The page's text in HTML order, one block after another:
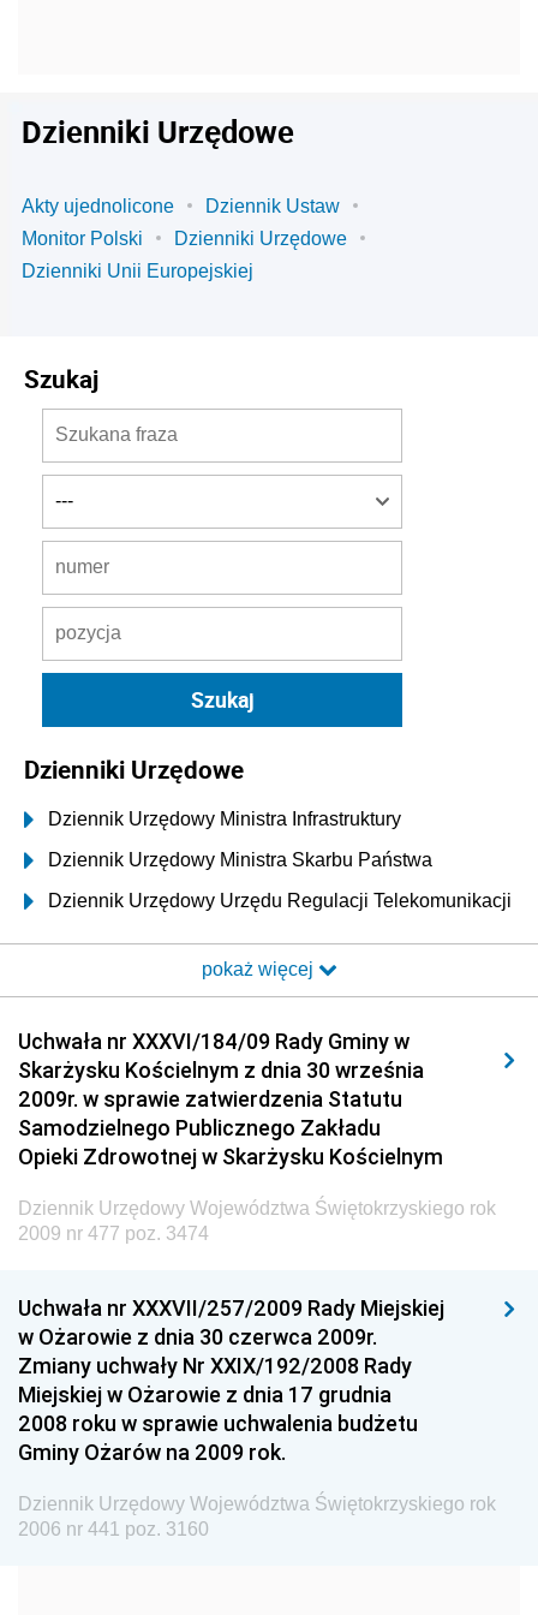
Dzienniki Urzędowe
Akty ujednolicone
Dziennik Ustaw
Monitor Polski
Dzienniki Urzędowe
Dzienniki Unii Europejskiej
Szukaj
Dzienniki Urzędowe
Dziennik Urzędowy Ministra Infrastruktury
Dziennik Urzędowy Ministra Skarbu Państwa
Dziennik Urzędowy Urzędu Regulacji Telekomunikacji
Dziennik Urzędowy Ministra Transportu i Budownictwa
Elektronicznej
Dziennik Urzędowy Ministra Spraw Wewnętrznych i
Administracji
Dziennik Urzędowy Ministra Transportu
Dziennik Urzędowy Ministra Budownictwa
Dziennik Urzędowy Ministra Nauki i Szkolnictwa
Dziennik Urzędowy Głównego Urzędu Miar
Dziennik Urzędowy Ministra Rolnictwa i Rozwoju Wsi
Dziennik Urzędowy Ministra Edukacji Narodowej i
Sportu
Dziennik Urzędowy Ministra Edukacji i Nauki
Dziennik Urzędowy Ministra Edukacji Narodowej
Dziennik Urzędowy Ministra Gospodarki Morskiej
pokaż więcej
Uchwała nr XXXVI/184/09 Rady Gminy w
Skarżysku Kościelnym z dnia 30 września
2009r. w sprawie zatwierdzenia Statutu
Samodzielnego Publicznego Zakładu
Opieki Zdrowotnej w Skarżysku Kościelnym
Dziennik Urzędowy Województwa Świętokrzyskiego rok
2009 nr 477 poz. 3474
Uchwała nr XXXVII/257/2009 Rady Miejskiej
w Ożarowie z dnia 30 czerwca 2009r.
Zmiany uchwały Nr XXIX/192/2008 Rady
Miejskiej w Ożarowie z dnia 17 grudnia
2008 roku w sprawie uchwalenia budżetu
Gminy Ożarów na 2009 rok.
Dziennik Urzędowy Województwa Świętokrzyskiego rok
2006 nr 441 poz. 3160